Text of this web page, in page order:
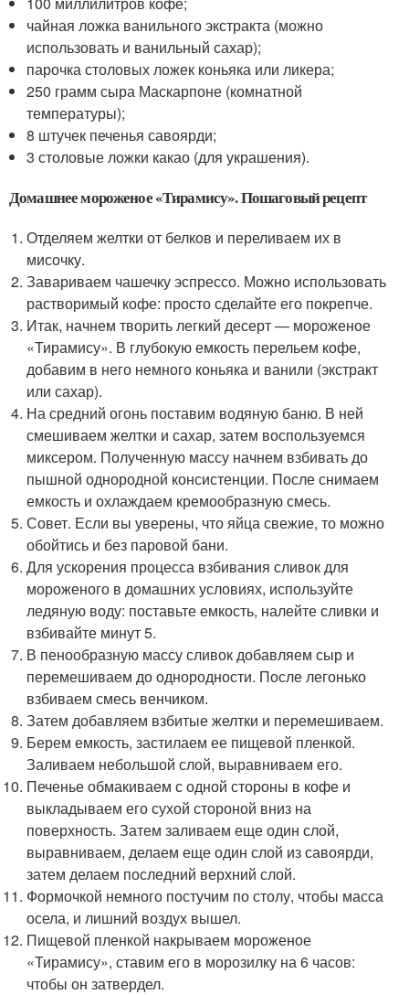
чайная ложка ванильного экстракта (можно
использовать и ванильный сахар);
парочка столовых ложек коньяка или ликера;
250 грамм сыра Маскарпоне (комнатной
температуры);
8 штучек печенья савоярди;
3 столовые ложки какао (для украшения).
Домашнее мороженое «Тирамису». Пошаговый рецепт
Отделяем желтки от белков и переливаем их в
мисочку.
Завариваем чашечку эспрессо. Можно использовать
растворимый кофе: просто сделайте его покрепче.
Итак, начнем творить легкий десерт — мороженое
«Тирамису». В глубокую емкость перельем кофе,
добавим в него немного коньяка и ванили (экстракт
или сахар).
На средний огонь поставим водяную баню. В ней
смешиваем желтки и сахар, затем воспользуемся
миксером. Полученную массу начнем взбивать до
пышной однородной консистенции. После снимаем
емкость и охлаждаем кремообразную смесь.
Совет. Если вы уверены, что яйца свежие, то можно
обойтись и без паровой бани.
Для ускорения процесса взбивания сливок для
мороженого в домашних условиях, используйте
ледяную воду: поставьте емкость, налейте сливки и
взбивайте минут 5.
В пенообразную массу сливок добавляем сыр и
перемешиваем до однородности. После легонько
взбиваем смесь венчиком.
Затем добавляем взбитые желтки и перемешиваем.
Берем емкость, застилаем ее пищевой пленкой.
Заливаем небольшой слой, выравниваем его.
Печенье обмакиваем с одной стороны в кофе и
выкладываем его сухой стороной вниз на
поверхность. Затем заливаем еще один слой,
выравниваем, делаем еще один слой из савоярди,
затем делаем последний верхний слой.
Формочкой немного постучим по столу, чтобы масса
осела, и лишний воздух вышел.
Пищевой пленкой накрываем мороженое
«Тирамису», ставим его в морозилку на 6 часов:
чтобы он затвердел.